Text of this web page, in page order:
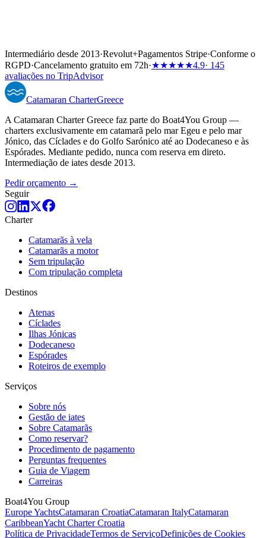
Intermediário desde 2013·Revolut+Pagamentos Stripe·Conforme o
RGPD·Cancelamento gratuito em 72h·★★★★★4.9· 145
avaliações no TripAdvisor
Catamaran CharterGreece
A Catamaran Charter Greece faz parte do Boat4You Group —
charters exclusivamente em catamarã pelo mar Egeu e pelo mar
Jónico, das Cíclades e do Golfo Sarónico até ao Dodecaneso e às
Espórades. Mediante pedido, nunca com reserva em direto.
Intermediação de iates desde 2013.
Pedir orçamento →
Seguir
Charter
Catamarãs à vela
Catamarãs a motor
Sem tripulação
Com tripulação completa
Destinos
Atenas
Cíclades
Ilhas Jónicas
Dodecaneso
Espórades
Roteiros de exemplo
Serviços
Sobre nós
Gestão de iates
Sobre Catamarãs
Como reservar?
Procedimento de pagamento
Perguntas frequentes
Guia de Viagem
Carreiras
Boat4You Group
Europe YachtsCatamaran CroatiaCatamaran ItalyCatamaran
CaribbeanYacht Charter Croatia
Política de PrivacidadeTermos de ServiçoDefinições de Cookies